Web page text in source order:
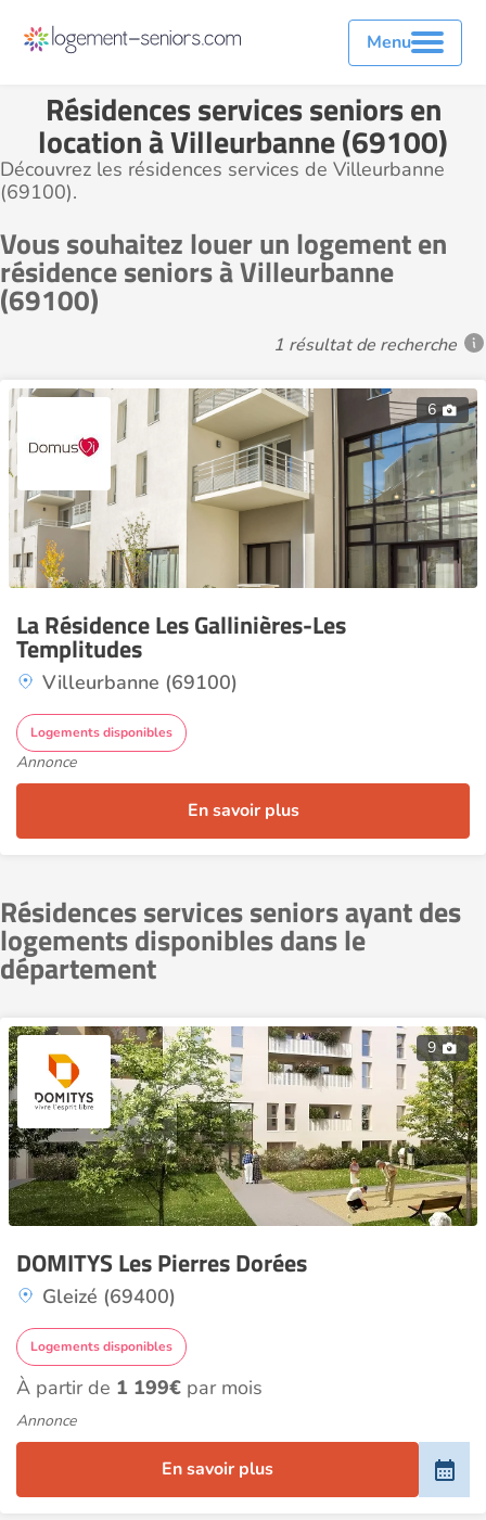
Menu
Résidences services seniors en
location à Villeurbanne (69100)
Découvrez les résidences services de Villeurbanne
(69100).
Vous souhaitez louer un logement en
résidence seniors à Villeurbanne
(69100)
1 résultat de recherche
6
La Résidence Les Gallinières-Les
Templitudes
Villeurbanne (69100)
Logements disponibles
Annonce
En savoir plus
Résidences services seniors ayant des
logements disponibles dans le
département
9
DOMITYS Les Pierres Dorées
Gleizé (69400)
Logements disponibles
À partir de 1 199€ par mois
Annonce
En savoir plus